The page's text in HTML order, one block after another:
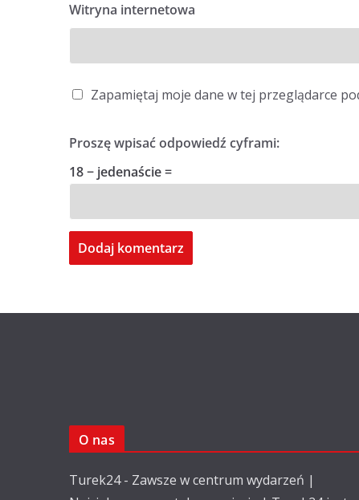
Witryna internetowa
Zapamiętaj moje dane w tej przeglądarce
Proszę wpisać odpowiedź cyframi:
18 − jedenaście =
O nas
Turek24 - Zawsze w centrum wydarzeń |